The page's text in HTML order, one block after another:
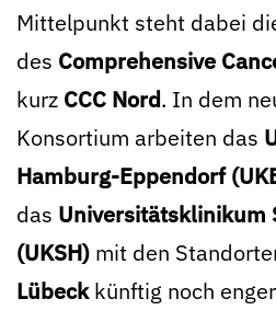
Mittelpunkt steht dabei
des Comprehensive
kurz CCC Nord. In dem
Konsortium arbeiten das
Hamburg-Eppendorf
das Universitätsklinikum
(UKSH) mit den
Lübeckkünftig noch